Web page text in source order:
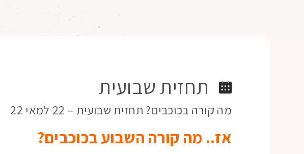
תחזית שבועית
מה קורה בכוכבים? תחזית שבועית – 22 למאי 22
אז.. מה קורה השבוע בכוכבים?